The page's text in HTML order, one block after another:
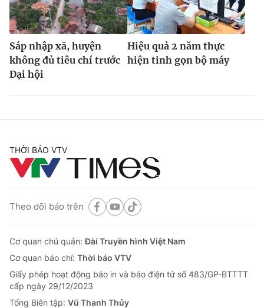
Sáp nhập xã, huyện
không đủ tiêu chí trước
Đại hội
Hiệu quả 2 năm thực
hiện tinh gọn bộ máy
THỜI BÁO VTV
Theo dõi báo trên
Cơ quan chủ quản:Đài Truyền hình Việt Nam
Cơ quan báo chí: Thời báo VTV
Giấy phép hoạt động báo in và báo điện tử số 483/GP-BTTTT
cấp ngày 29/12/2023
Tổng Biên tập: Vũ Thanh Thủy